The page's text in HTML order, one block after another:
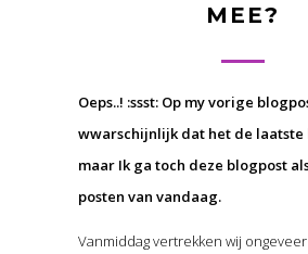
MEE?
Oeps..! :ssst: Op my vorige
wwarschijnlijk dat het de laatste
maar Ik ga toch deze blogpost
posten van vandaag.
Vanmiddag vertrekken wij